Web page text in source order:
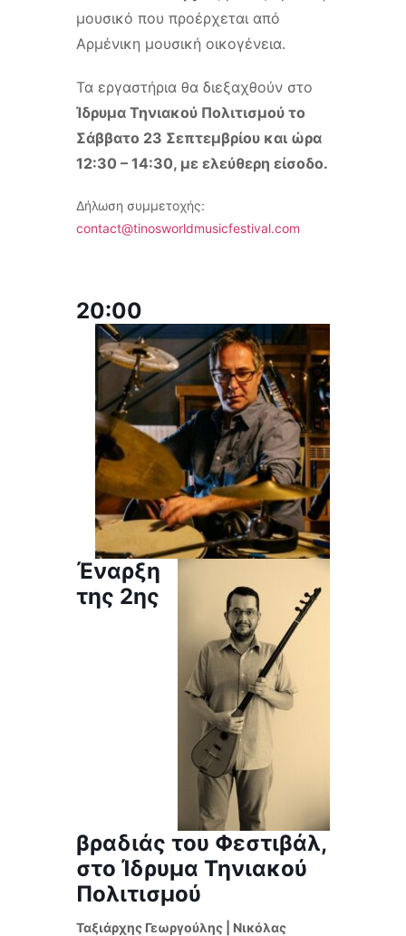
μουσικό που προέρχεται από
Αρμένικη μουσική οικογένεια.
Τα εργαστήρια θα διεξαχθούν στο
Ίδρυμα Τηνιακού Πολιτισμού το
Σάββατο 23 Σεπτεμβρίου και ώρα
12:30 – 14:30, με ελεύθερη είσοδο.
Δήλωση συμμετοχής:
contact@tinosworldmusicfestival.com
20:00
Έναρξη
της 2ης
βραδιάς του Φεστιβάλ,
στο Ίδρυμα Τηνιακού
Πολιτισμού
Ταξιάρχης Γεωργούλης | Νικόλας